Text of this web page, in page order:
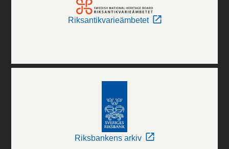
Riksantikvarieämbetet
Riksbankens arkiv